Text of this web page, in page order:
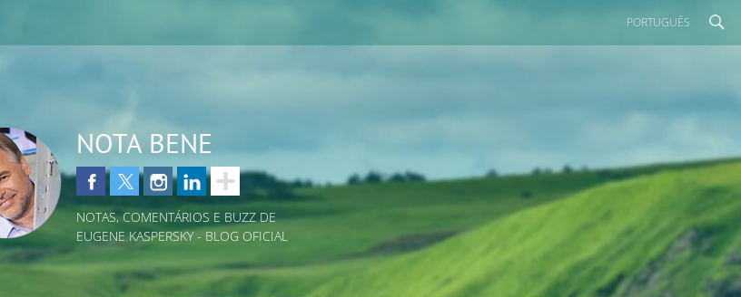
PORTUGUÊS
NOTA BENE
NOTAS, COMENTÁRIOS E BUZZ DE
EUGENE KASPERSKY - BLOG OFICIAL